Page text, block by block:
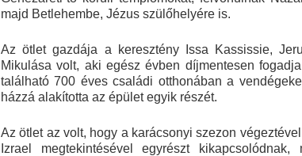
majd Betlehembe, Jézus szülőhelyére is.
Az ötlet gazdája a keresztény Issa Kassissie,
Mikulása volt, aki egész évben díjmentesen
található 700 éves családi otthonában a
házzá alakította az épület egyik részét.
Az ötlet az volt, hogy a karácsonyi szezon
Izrael megtekintésével egyrészt